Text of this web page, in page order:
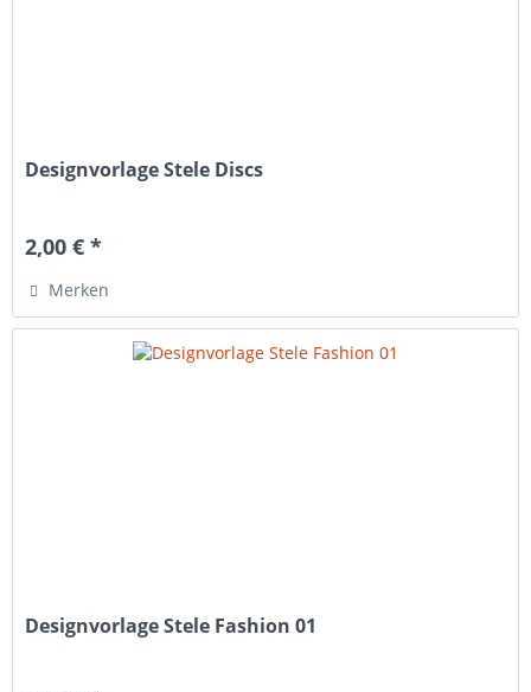
Designvorlage Stele Discs
2,00 € *
Merken
Designvorlage Stele Fashion 01